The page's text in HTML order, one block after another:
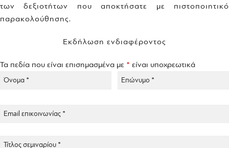
των δεξιοτήτων που αποκτήσατε με πιστοποιητικό
παρακολούθησης.
Εκδήλωση ενδιαφέροντος
Τα πεδία που είναι επισημασμένα με * είναι υποχρεωτικά